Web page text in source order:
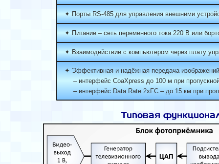
✦ Порты RS-485 для управления внешними
✦ Питание – сеть переменного тока 220 В или
✦ Взаимодействие с компьютером через плату
✦ Эффективная и надёжная передача изображений
– интерфейс CoaXpress до 100 м при
– интерфейс Data Rate 2xFC – до 15 км при
Типовая